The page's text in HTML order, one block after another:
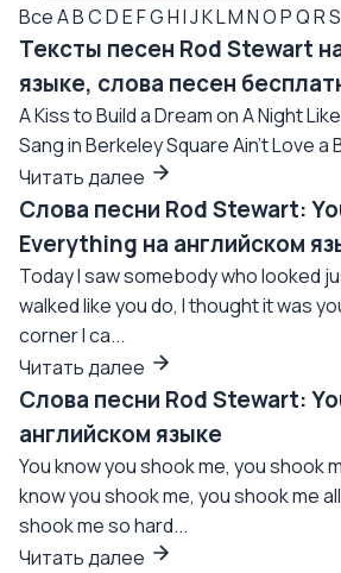
ВсеABCDEFGHIJKLMNOPQRS
Тексты песен Rod Stewart
языке, слова песен
A Kiss to Build a Dream on A Night
Sang in Berkeley Square Ain't Love a
Читать далее
Слова песни Rod Stewart:
Everything на английском
Today I saw somebody who looked
walked like you do, I thought it was
corner I ca...
Читать далее
Слова песни Rod Stewart:
английском языке
You know you shook me, you shook
know you shook me, you shook me
shook me so hard...
Читать далее